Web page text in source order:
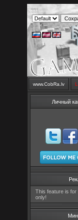
www.CobRa.lv
Личный
This feature is for
only!